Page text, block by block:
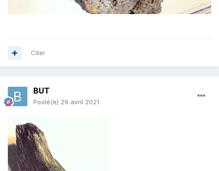
Citer
BUT
Posté(e) 29 avril 2021